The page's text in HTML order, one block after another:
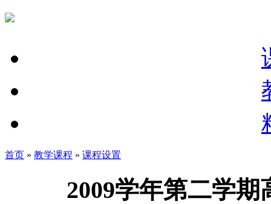
首页 » 教学课程 » 课程设置
2009学年第二学